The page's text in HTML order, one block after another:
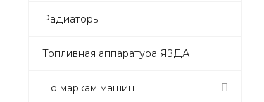
Радиаторы
Топливная аппаратура ЯЗДА
По маркам машин